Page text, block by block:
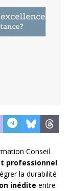
Conseil
professionnel
la durabilité
inédite entre